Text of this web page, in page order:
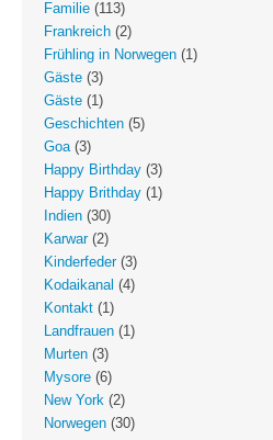
Familie (113)
Frankreich (2)
Frühling in Norwegen (1)
Gäste (3)
Gäste (1)
Geschichten (5)
Goa(3)
Happy Birthday (3)
Happy Brithday (1)
Indien (30)
Karwar(2)
Kinderfeder(3)
Kodaikanal (4)
Kontakt (1)
Landfrauen (1)
Murten (3)
Mysore (6)
New York (2)
Norwegen (30)